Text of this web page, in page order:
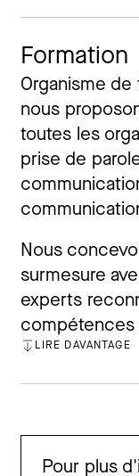
Formation
Organisme
nous
toutes les
prise de
Nous
surmesure
experts
compétences
LIRE DAVANTAGE
Pour plus